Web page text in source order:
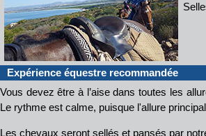
Expérience équestre recommandée
Vous devez être à l’aise dans toutes les
Le rythme est calme, puisque l'allure
Les chevaux seront sellés et pansés par